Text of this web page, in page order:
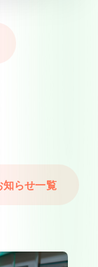
知らせ一覧